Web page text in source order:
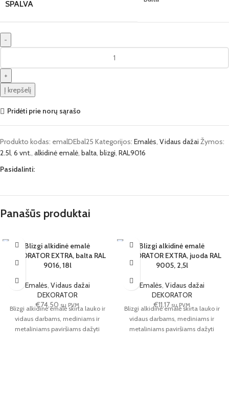
SPALVA
Į krepšelį
Pridėti prie norų sąrašo
Produkto kodas: emalDEbal25 Kategorijos: Emalės Vidaus dažai Žymos:
2.5l 6 vnt. alkidinė emalė balta blizgi RAL9016
Pasidalinti:
Panašūs produktai
Blizgi alkidinė emalė
DEKORATOR EXTRA, balta RAL
9016, 18l
Emalės Vidaus dažai
DEKORATOR
€74,50 su PVM
Blizgi alkidinė emalė skirta lauko ir
vidaus darbams, mediniams ir
metaliniams paviršiams dažyti
JUODA
Blizgi alkidinė emalė
DEKORATOR EXTRA, juoda RAL
9005, 2,5l
Emalės Vidaus dažai
DEKORATOR
€11,17 su PVM
Blizgi alkidinė emalė skirta lauko ir
vidaus darbams, mediniams ir
metaliniams paviršiams dažyti